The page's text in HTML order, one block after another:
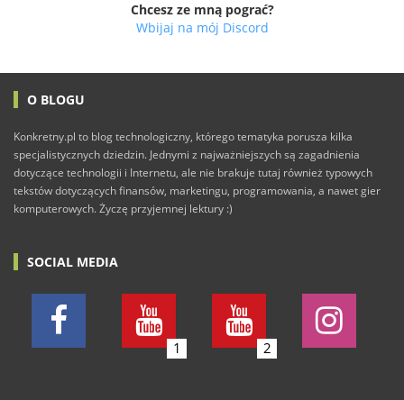
Chcesz ze mną pograć?
Wbijaj na mój Discord
O BLOGU
Konkretny.pl to blog technologiczny, którego tematyka porusza kilka
specjalistycznych dziedzin. Jednymi z najważniejszych są zagadnienia
dotyczące technologii i Internetu, ale nie brakuje tutaj również typowych
tekstów dotyczących finansów, marketingu, programowania, a nawet gier
komputerowych. Życzę przyjemnej lektury :)
SOCIAL MEDIA
1 2